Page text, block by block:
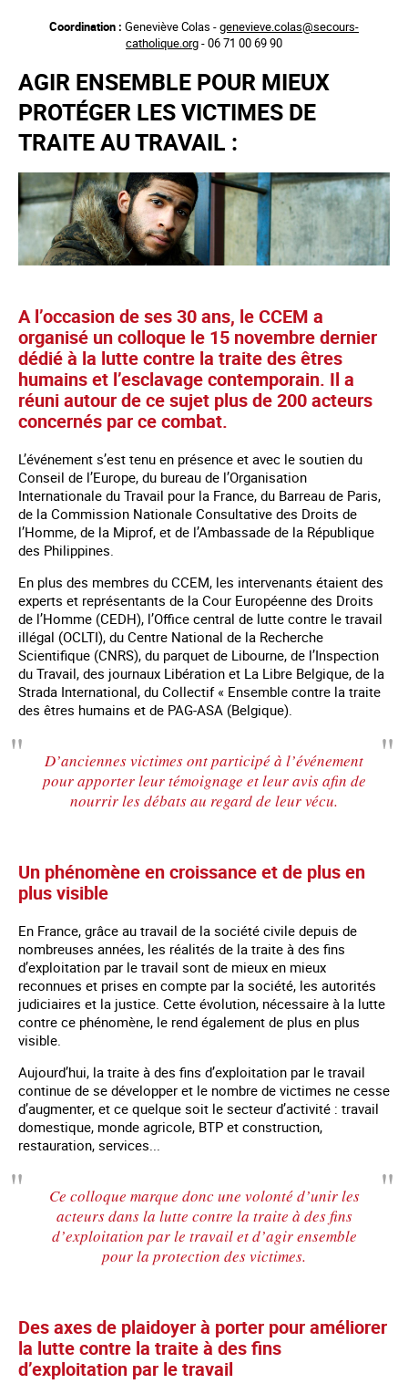
principal
Coordination : Geneviève Colas -genevieve.colas@secours-
catholique.org- 06 71 00 69 90
AGIR ENSEMBLE POUR MIEUX
PROTÉGER LES VICTIMES DE
TRAITE AU TRAVAIL :
A l’occasion de ses 30 ans, le CCEM a
organisé un colloque le 15 novembre dernier
dédié à la lutte contre la traite des êtres
humains et l’esclavage contemporain. Il a
réuni autour de ce sujet plus de 200 acteurs
concernés par ce combat.
L’événement s’est tenu en présence et avec le soutien du
Conseil de l’Europe, du bureau de l’Organisation
Internationale du Travail pour la France, du Barreau de Paris,
de la Commission Nationale Consultative des Droits de
l’Homme, de la Miprof, et de l’Ambassade de la République
des Philippines.
En plus des membres du CCEM, les intervenants étaient des
experts et représentants de la Cour Européenne des Droits
de l’Homme (CEDH), l’Office central de lutte contre le travail
illégal (OCLTI), du Centre National de la Recherche
Scientifique (CNRS), du parquet de Libourne, de l’Inspection
du Travail, des journaux Libération et La Libre Belgique, de la
Strada International, du Collectif « Ensemble contre la traite
des êtres humains et de PAG-ASA (Belgique).
D’anciennes victimes ont participé à l’événement
pour apporter leur témoignage et leur avis afin de
nourrir les débats au regard de leur vécu.
Un phénomène en croissance et de plus en
plus visible
En France, grâce au travail de la société civile depuis de
nombreuses années, les réalités de la traite à des fins
d’exploitation par le travail sont de mieux en mieux
reconnues et prises en compte par la société, les autorités
judiciaires et la justice. Cette évolution, nécessaire à la lutte
contre ce phénomène, le rend également de plus en plus
visible.
Aujourd’hui, la traite à des fins d’exploitation par le travail
continue de se développer et le nombre de victimes ne cesse
d’augmenter, et ce quelque soit le secteur d’activité : travail
domestique, monde agricole, BTP et construction,
restauration, services...
Ce colloque marque donc une volonté d’unir les
acteurs dans la lutte contre la traite à des fins
d’exploitation par le travail et d’agir ensemble
pour la protection des victimes.
Des axes de plaidoyer à porter pour améliorer
la lutte contre la traite à des fins
d’exploitation par le travail